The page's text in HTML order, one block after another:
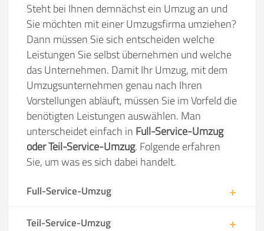
Steht bei Ihnen demnächst ein Umzug an und
Sie möchten mit einer Umzugsfirma umziehen?
Dann müssen Sie sich entscheiden welche
Leistungen Sie selbst übernehmen und welche
das Unternehmen. Damit Ihr Umzug, mit dem
Umzugsunternehmen genau nach Ihren
Vorstellungen abläuft, müssen Sie im Vorfeld die
benötigten Leistungen auswählen. Man
unterscheidet einfach in Full-Service-Umzug
oder Teil-Service-Umzug. Folgende erfahren
Sie, um was es sich dabei handelt.
Full-Service-Umzug
Teil-Service-Umzug